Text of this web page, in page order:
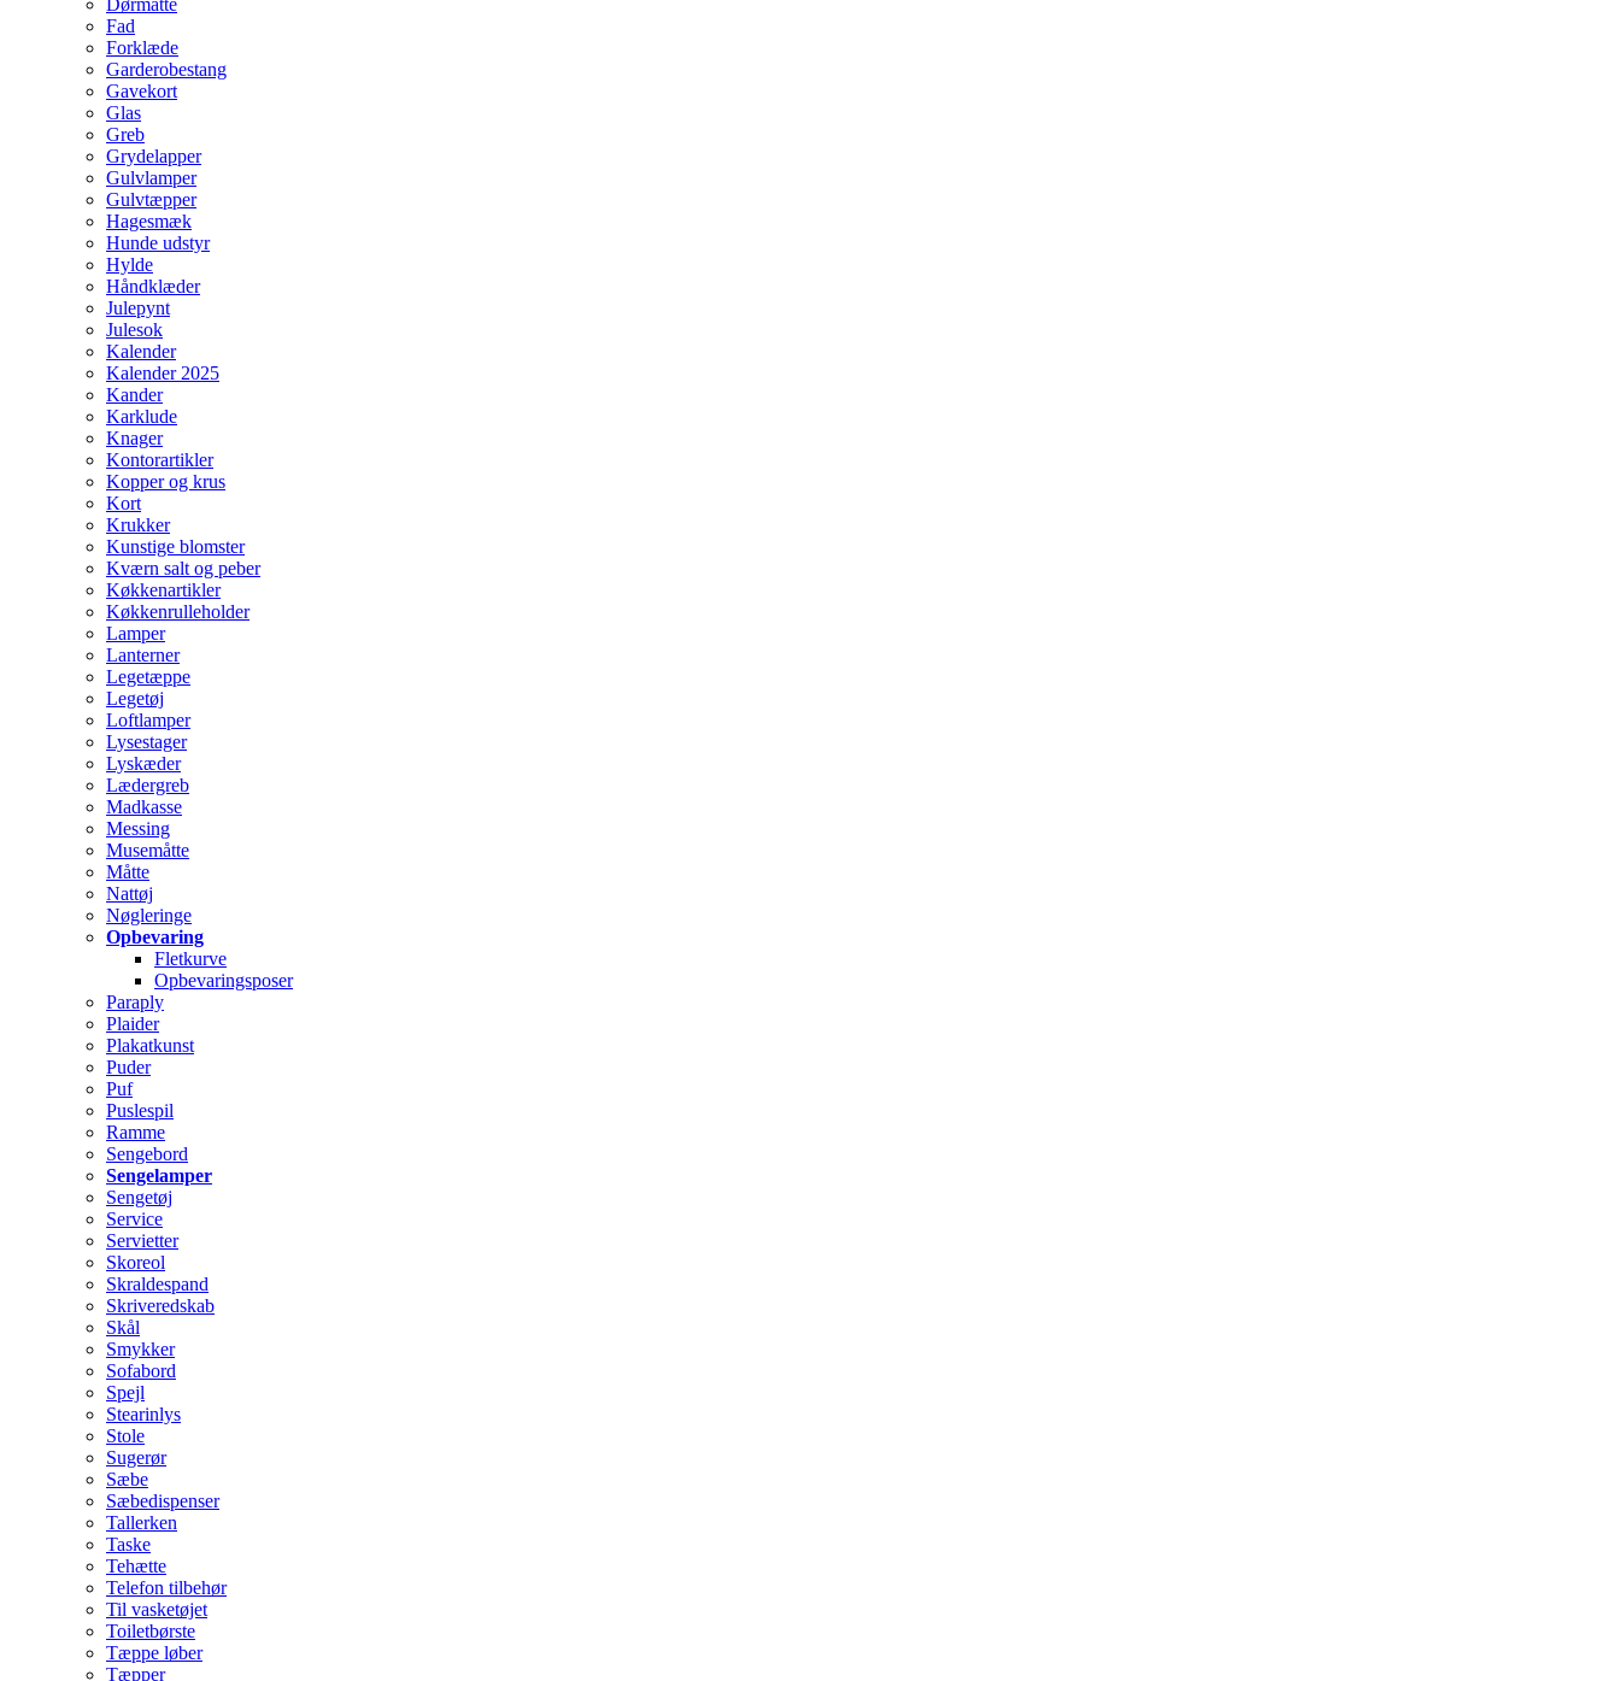
Dørmåtte
Fad
Forklæde
Garderobestang
Gavekort
Glas
Greb
Grydelapper
Gulvlamper
Gulvtæpper
Hagesmæk
Hunde udstyr
Hylde
Håndklæder
Julepynt
Julesok
Kalender
Kalender 2025
Kander
Karklude
Knager
Kontorartikler
Kopper og krus
Kort
Krukker
Kunstige blomster
Kværn salt og peber
Køkkenartikler
Køkkenrulleholder
Lamper
Lanterner
Legetæppe
Legetøj
Loftlamper
Lysestager
Lyskæder
Lædergreb
Madkasse
Messing
Musemåtte
Måtte
Nattøj
Nøgleringe
Opbevaring
Fletkurve
Opbevaringsposer
Paraply
Plaider
Plakatkunst
Puder
Puf
Puslespil
Ramme
Sengebord
Sengelamper
Sengetøj
Service
Servietter
Skoreol
Skraldespand
Skriveredskab
Skål
Smykker
Sofabord
Spejl
Stearinlys
Stole
Sugerør
Sæbe
Sæbedispenser
Tallerken
Taske
Tehætte
Telefon tilbehør
Til vasketøjet
Toiletbørste
Tæppe løber
Tæpper